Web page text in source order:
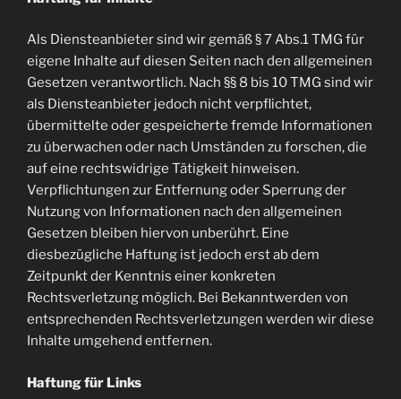
Als Diensteanbieter sind wir gemäß § 7 Abs.1 TMG für
eigene Inhalte auf diesen Seiten nach den allgemeinen
Gesetzen verantwortlich. Nach §§ 8 bis 10 TMG sind wir
als Diensteanbieter jedoch nicht verpflichtet,
übermittelte oder gespeicherte fremde Informationen
zu überwachen oder nach Umständen zu forschen, die
auf eine rechtswidrige Tätigkeit hinweisen.
Verpflichtungen zur Entfernung oder Sperrung der
Nutzung von Informationen nach den allgemeinen
Gesetzen bleiben hiervon unberührt. Eine
diesbezügliche Haftung ist jedoch erst ab dem
Zeitpunkt der Kenntnis einer konkreten
Rechtsverletzung möglich. Bei Bekanntwerden von
entsprechenden Rechtsverletzungen werden wir diese
Inhalte umgehend entfernen.
Haftung für Links